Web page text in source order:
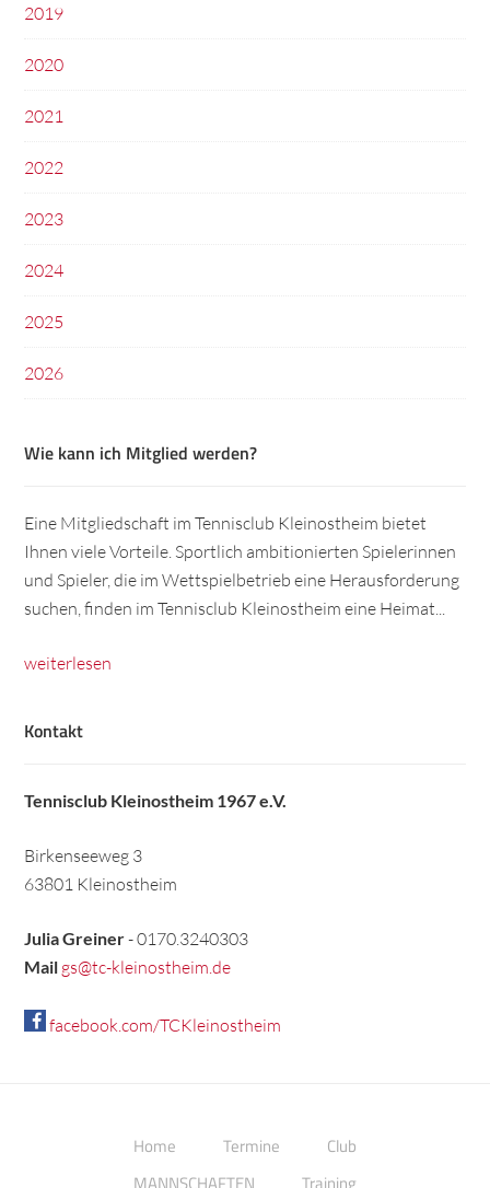
2019
2020
2021
2022
2023
2024
2025
2026
Wie kann ich Mitglied werden?
Eine Mitgliedschaft im Tennisclub Kleinostheim bietet
Ihnen viele Vorteile. Sportlich ambitionierten Spielerinnen
und Spieler, die im Wettspielbetrieb eine Herausforderung
suchen, finden im Tennisclub Kleinostheim eine Heimat...
weiterlesen
Kontakt
Tennisclub Kleinostheim 1967 e.V.
Birkenseeweg 3
63801 Kleinostheim
Julia Greiner- 0170.3240303
Mail gs@tc-kleinostheim.de
facebook.com/TCKleinostheim
Home Termine
Club